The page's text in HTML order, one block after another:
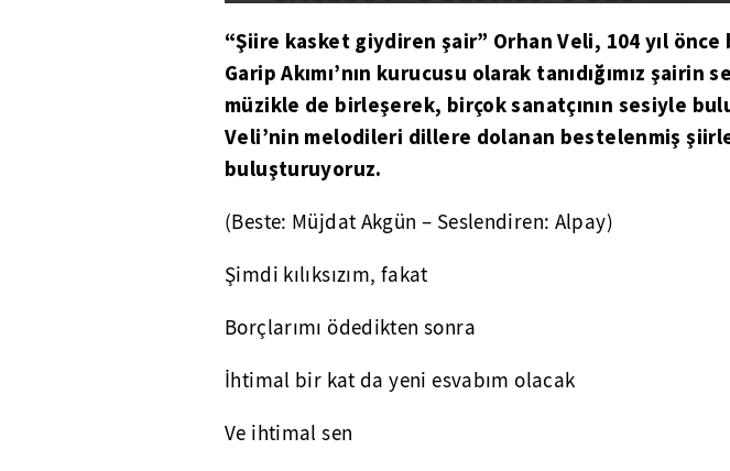
“Şiire kasket giydiren şair” Orhan Veli, 104 yıl
Garip Akımı’nın kurucusu olarak tanıdığımız şairin
müzikle de birleşerek, birçok sanatçının sesiyle
Veli’nin melodileri dillere dolanan bestelenmiş
buluşturuyoruz.
(Beste: Müjdat Akgün – Seslendiren: Alpay)
Şimdi kılıksızım, fakat
Borçlarımı ödedikten sonra
İhtimal bir kat da yeni esvabım olacak
Ve ihtimal sen